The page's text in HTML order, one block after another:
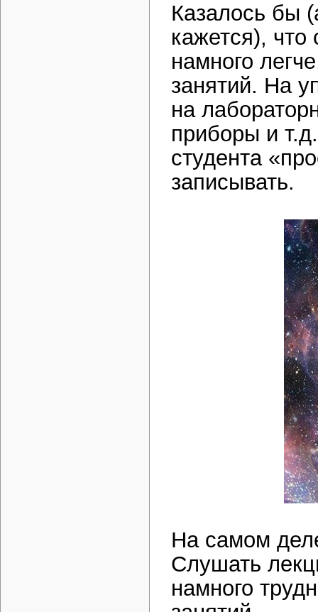
Казалось бы
кажется),
намного
занятий. На
на
приборы и
студента
записывать.
На самом
Слушать
намного